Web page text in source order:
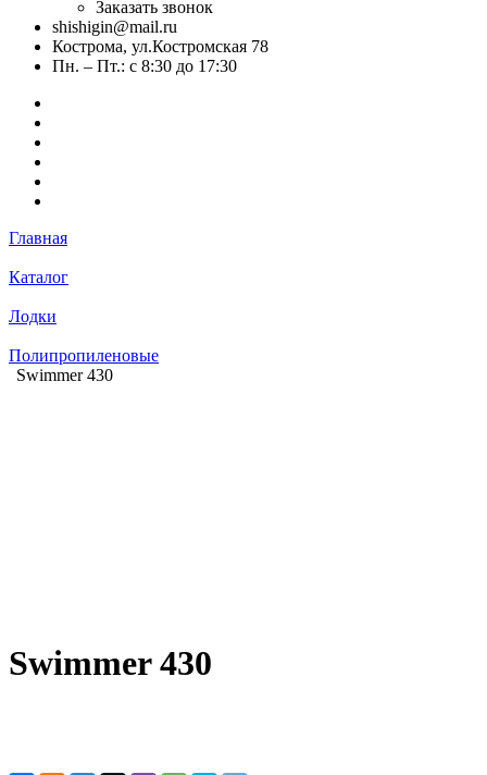
Заказать звонок
shishigin@mail.ru
Кострома, ул.Костромская 78
Пн. – Пт.: с 8:30 до 17:30
Главная
Каталог
Лодки
Полипропиленовые
Swimmer 430
Swimmer 430